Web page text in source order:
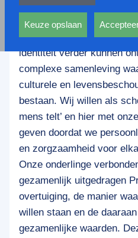
Stichting Andreas College
goed onderwijs waarin
Protestants Christelijk
identiteit verder kunnen
complexe samenleving
culturele en
bestaan. Wij willen als
mens telt’ en hier met
geven doordat we
en zorgzaamheid voor
Onze onderlinge
gezamenlijk uitgedragen
overtuiging, de manier
willen staan en de
gezamenlijke waarden.
andere wordt voorkomen dat
voortdurend verschijnt.
Keuze opslaan